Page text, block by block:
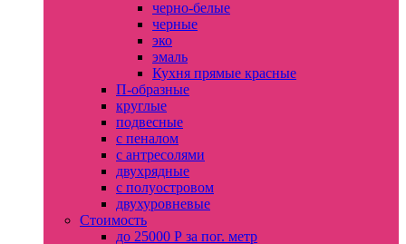
черно-белые
черные
эко
эмаль
Кухня прямые красные
П-образные
круглые
подвесные
с пеналом
с антресолями
двухрядные
с полуостровом
двухуровневые
Стоимость
до 25000 Р за пог. метр